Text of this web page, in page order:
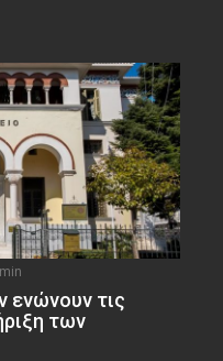
ενώνουν τις
των